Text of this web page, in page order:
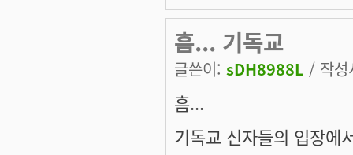
흠... 기독교
글쓴이: sDH8988L / 작
흠...
기독교 신자들의 입장에